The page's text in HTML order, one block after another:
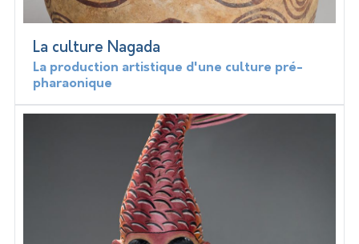
La culture Nagada
La production artistique d'une culture pré-
pharaonique